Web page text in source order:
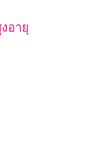
อายุ